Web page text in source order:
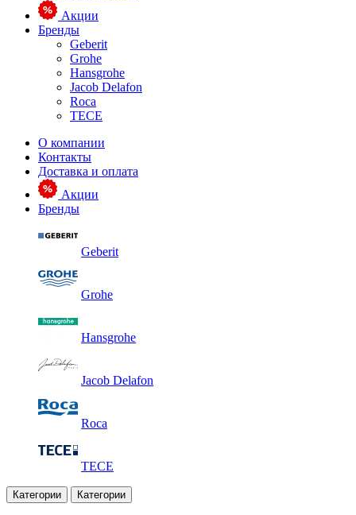
Акции
Бренды
Geberit
Grohe
Hansgrohe
Jacob Delafon
Roca
TECE
О компании
Контакты
Доставка и оплата
Акции
Бренды
Geberit
Grohe
Hansgrohe
Jacob Delafon
Roca
TECE
Категории Категории